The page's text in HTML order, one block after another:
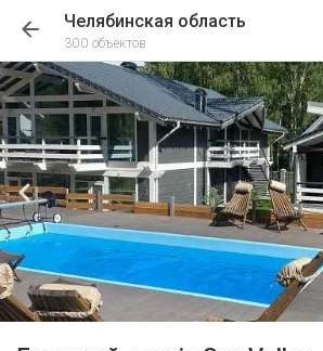
Челябинская область
300 объектов